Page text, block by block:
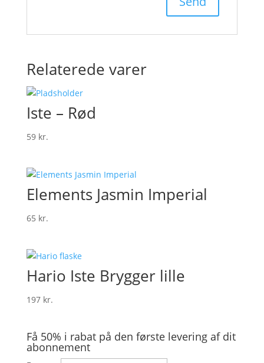
Relaterede varer
Iste – Rød
59 kr.
Elements Jasmin Imperial
65 kr.
Hario Iste Brygger lille
197 kr.
Få 50% i rabat på den første levering af dit
abonnement